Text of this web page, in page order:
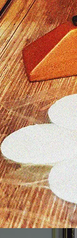
定差異會略有不同